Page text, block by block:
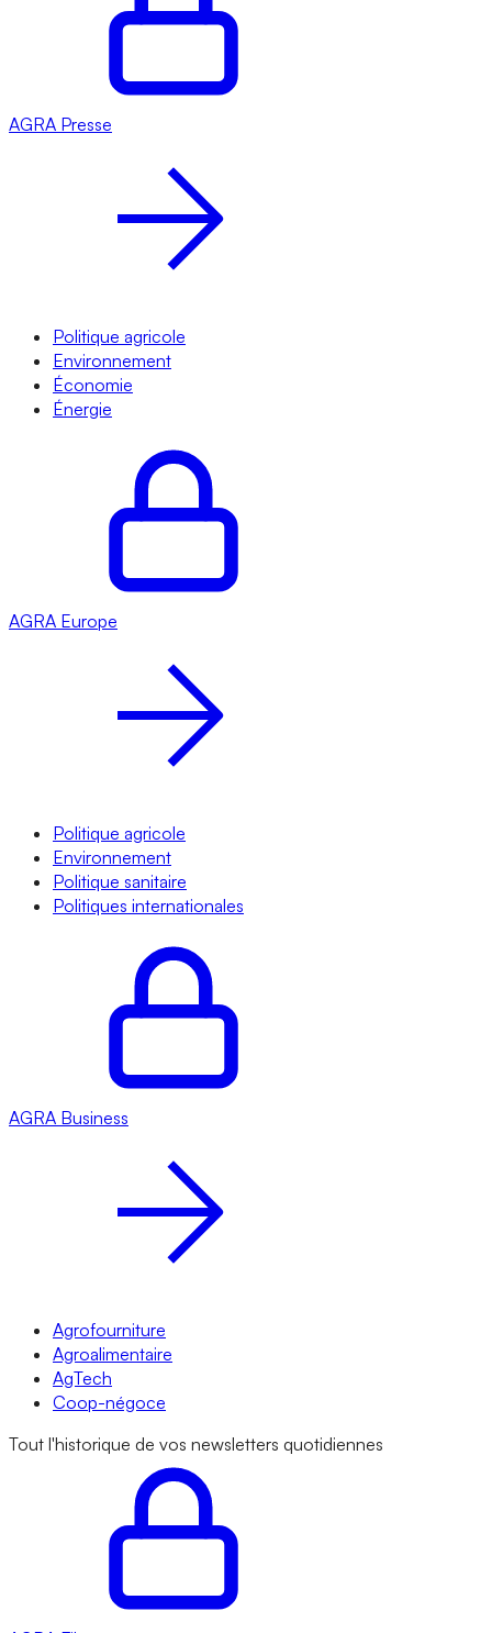
AGRA Presse
Politique agricole
Environnement
Économie
Énergie
AGRA Europe
Politique agricole
Environnement
Politique sanitaire
Politiques internationales
AGRA Business
Agrofourniture
Agroalimentaire
AgTech
Coop-négoce
Tout l'historique de vos newsletters quotidiennes